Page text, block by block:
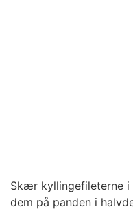
Skær kyllingefileterne
dem på panden i